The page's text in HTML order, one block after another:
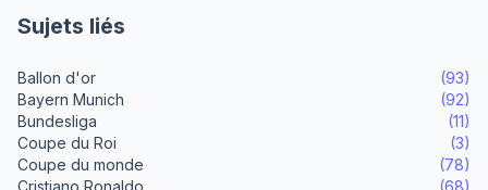
Sujets liés
Ballon d'or
(93)
Bayern Munich
(92)
Bundesliga
(11)
Coupe du Roi
(3)
Coupe du monde
(78)
Cristiano Ronaldo
(68)